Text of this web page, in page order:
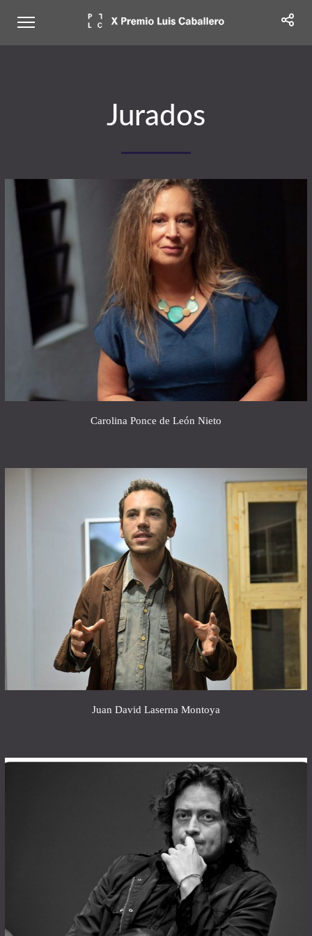
Jurados
Carolina Ponce de León Nieto
Juan David Laserna Montoya